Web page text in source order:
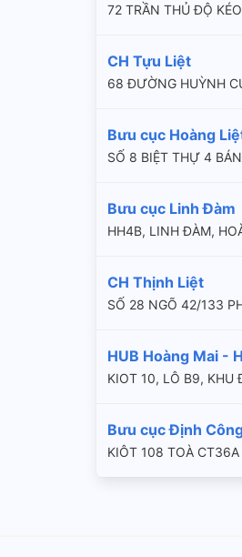
72 TRẦN THỦ ĐỘ
CH Tựu Liệt
68 ĐƯỜNG HUỲNH
Bưu cục Hoàng
SỐ 8 BIỆT THỰ 4
Bưu cục Linh Đàm
HH4B, LINH ĐÀM,
CH Thịnh Liệt
SỐ 28 NGÕ 42/133
HUB Hoàng Mai -
KIOT 10, LÔ B9, KHU
Bưu cục Định
KIÔT 108 TOÀ